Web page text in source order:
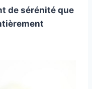
de sérénité que